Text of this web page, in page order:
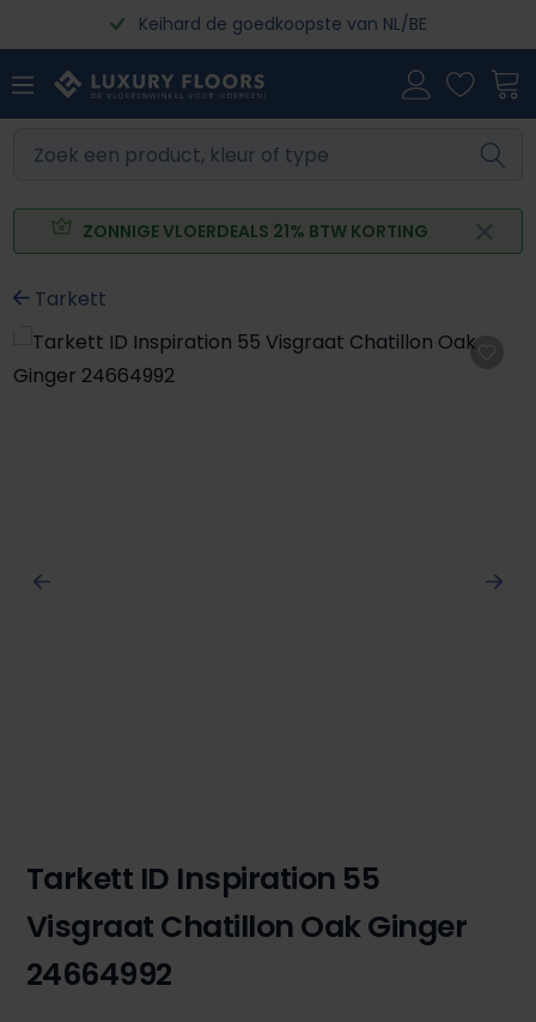
Ga naar de hoofdinhoudKeihard de goedkoopste van NL/BE
ZONNIGE VLOERDEALS 21% BTW KORTING
Tarkett
Afbeeldingengalerij overslaan
Tarkett ID Inspiration 55
Visgraat Chatillon Oak Ginger
24664992